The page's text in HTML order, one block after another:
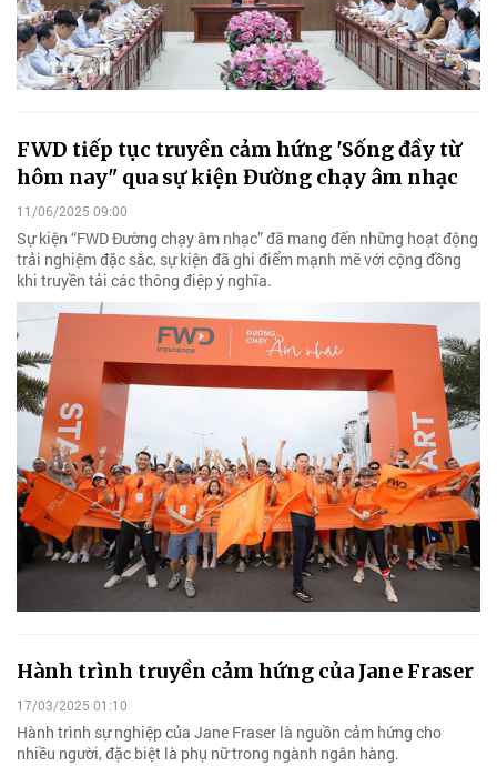
FWD tiếp tục truyền cảm hứng 'Sống đầy từ
hôm nay" qua sự kiện Đường chạy âm nhạc
11/06/2025 09:00
Sự kiện “FWD Đường chạy âm nhạc” đã mang đến những hoạt động
trải nghiệm đặc sắc, sự kiện đã ghi điểm mạnh mẽ với cộng đồng
khi truyền tải các thông điệp ý nghĩa.
Hành trình truyền cảm hứng của Jane Fraser
17/03/2025 01:10
Hành trình sự nghiệp của Jane Fraser là nguồn cảm hứng cho
nhiều người, đặc biệt là phụ nữ trong ngành ngân hàng.